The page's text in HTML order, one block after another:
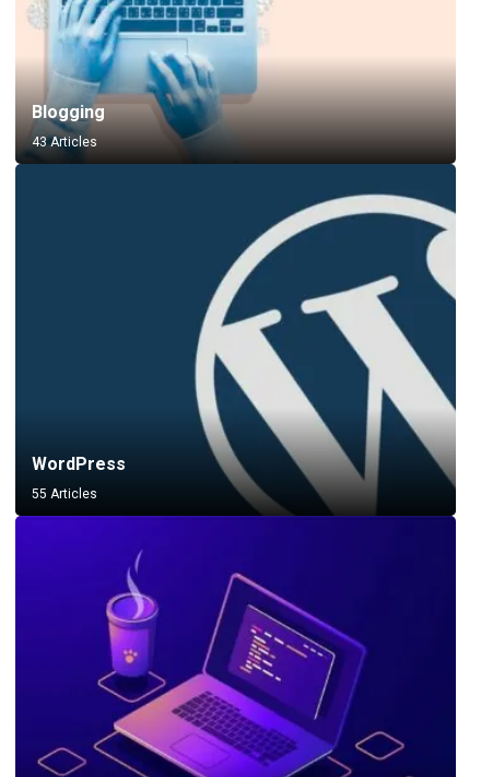
Blogging
43 Articles
WordPress
55 Articles